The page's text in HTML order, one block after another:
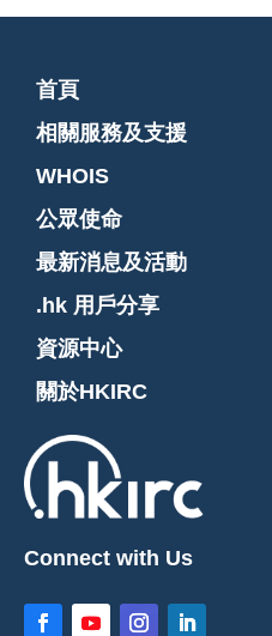
首頁
相關服務及支援
WHOIS
公眾使命
最新消息及活動
.hk 用戶分享
資源中心
關於HKIRC
Connect with Us